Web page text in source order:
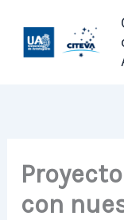
contenido
con